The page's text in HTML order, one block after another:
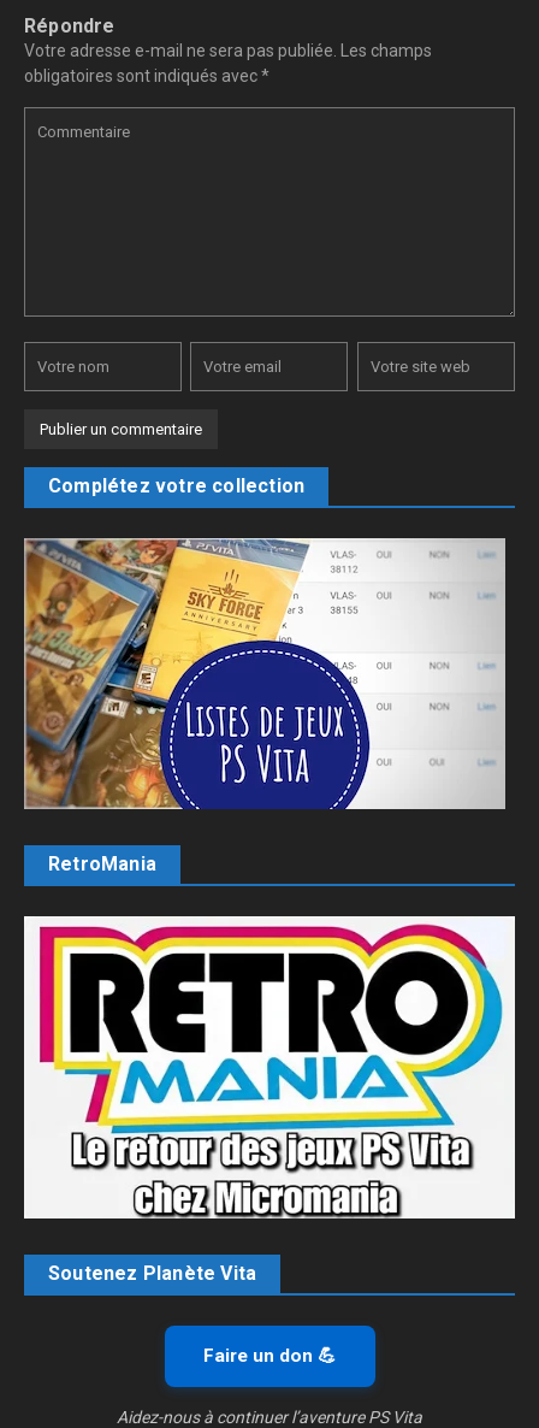
Répondre
Votre adresse e-mail ne sera pas publiée.
Les champs
obligatoires sont indiqués avec*
Complétez votre collection
RetroMania
Soutenez Planète Vita
Faire un don 💪
Aidez-nous à continuer l’aventure PS Vita